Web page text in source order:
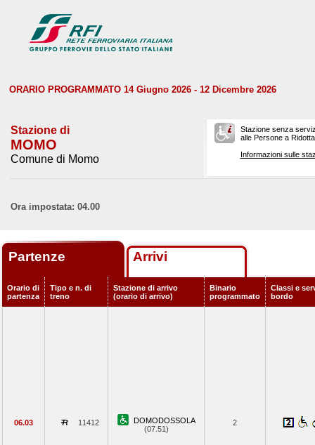
ORARIO PROGRAMMATO 14 Giugno 2026 - 12 Dicembre 2026
Stazione di
MOMO
Comune di Momo
Stazione senza
alle Persone a
Informazioni sulle
Ora impostata: 04.00
Partenze Arrivi
Orario di
partenza
Tipo e n. di
treno
Stazione di arrivo
(orario di arrivo)
Binario
programmato
Classi e
bordo
06.03 11412
DOMODOSSOLA
(07.51)
2